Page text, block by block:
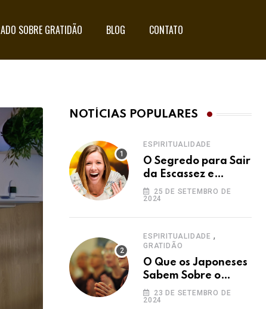
SOBRE GRATIDÃO BLOG CONTATO
NOTÍCIAS POPULARES
ESPIRITUALIDADE
O Segredo para Sair
da Escassez e
Acessar a
Abundância:
25 DE SETEMBRO DE
2024
ESPIRITUALIDADE ,
GRATIDÃO
O Que os Japoneses
Sabem Sobre o
Ho’oponopono e
Você Não
23 DE SETEMBRO DE
2024